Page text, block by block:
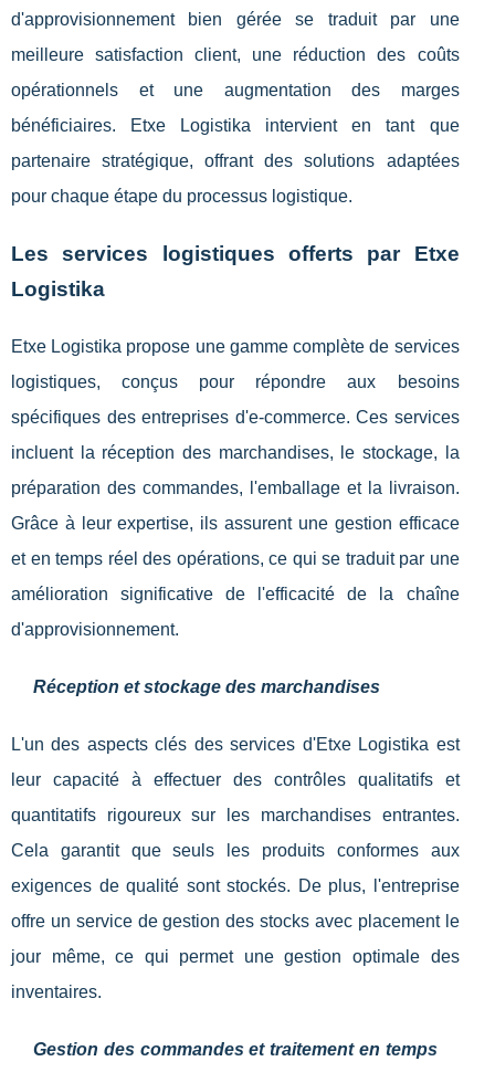
d'approvisionnement bien gérée se traduit par une
meilleure satisfaction client, une réduction des coûts
opérationnels et une augmentation des marges
bénéficiaires. Etxe Logistika intervient en tant que
partenaire stratégique, offrant des solutions adaptées
pour chaque étape du processus logistique.
Les services logistiques offerts par Etxe
Logistika
Etxe Logistika propose une gamme complète de services
logistiques, conçus pour répondre aux besoins
spécifiques des entreprises d'e-commerce. Ces services
incluent la réception des marchandises, le stockage, la
préparation des commandes, l'emballage et la livraison.
Grâce à leur expertise, ils assurent une gestion efficace
et en temps réel des opérations, ce qui se traduit par une
amélioration significative de l'efficacité de la chaîne
d'approvisionnement.
Réception et stockage des marchandises
L'un des aspects clés des services d'Etxe Logistika est
leur capacité à effectuer des contrôles qualitatifs et
quantitatifs rigoureux sur les marchandises entrantes.
Cela garantit que seuls les produits conformes aux
exigences de qualité sont stockés. De plus, l'entreprise
offre un service de gestion des stocks avec placement le
jour même, ce qui permet une gestion optimale des
inventaires.
Gestion des commandes et traitement en temps